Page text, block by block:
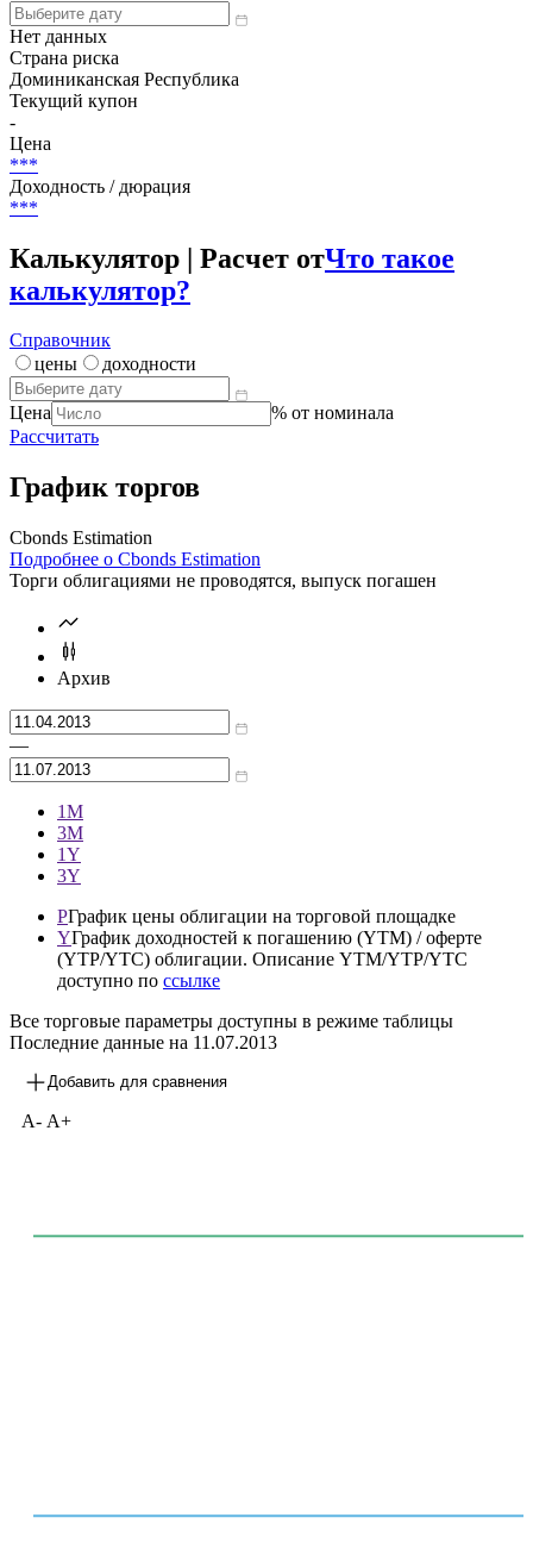
Нет данных
Страна риска
Доминиканская Республика
Текущий купон
-
Цена
***
Доходность / дюрация
***
Калькулятор | Расчет отЧто такое
калькулятор?
Справочник
цены
доходности
Цена
% от номинала
Рассчитать
График торгов
Cbonds Estimation
Подробнее о Cbonds Estimation
Торги облигациями не проводятся, выпуск погашен
Архив
—
1М
3М
1Y
3Y
PГрафик цены облигации на торговой площадке
YГрафик доходностей к погашению (YTM) / оферте
(YTP/YTC) облигации. Описание YTM/YTP/YTC
доступно по ссылке
Все торговые параметры доступны в режиме таблицы
Последние данные на 11.07.2013
Добавить для сравнения